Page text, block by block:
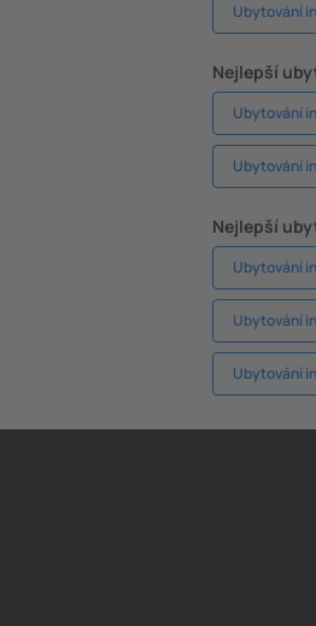
Ubytování
Nejlepší
Ubytování
Ubytování
Nejlepší
Ubytování
Ubytování
Ubytování